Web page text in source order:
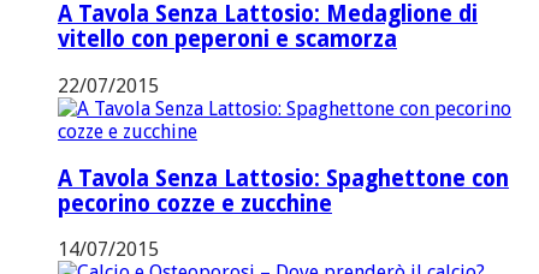
A Tavola Senza Lattosio: Medaglione di
vitello con peperoni e scamorza
22/07/2015
A Tavola Senza Lattosio: Spaghettone con
pecorino cozze e zucchine
14/07/2015